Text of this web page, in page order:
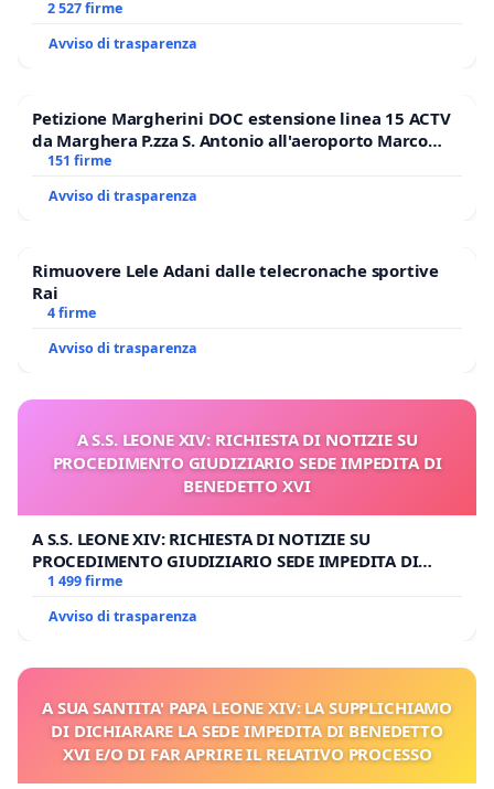
GAMBETTI
2 527 firme
Avviso di trasparenza
Petizione Margherini DOC estensione linea 15 ACTV
da Marghera P.zza S. Antonio all'aeroporto Marco
Polo tariffa a € 1,50
151 firme
Avviso di trasparenza
Rimuovere Lele Adani dalle telecronache sportive
Rai
4 firme
Avviso di trasparenza
A S.S. LEONE XIV: RICHIESTA DI NOTIZIE SU
PROCEDIMENTO GIUDIZIARIO SEDE IMPEDITA DI
BENEDETTO XVI
A S.S. LEONE XIV: RICHIESTA DI NOTIZIE SU
PROCEDIMENTO GIUDIZIARIO SEDE IMPEDITA DI
BENEDETTO XVI
1 499 firme
Avviso di trasparenza
A SUA SANTITA' PAPA LEONE XIV: LA SUPPLICHIAMO
DI DICHIARARE LA SEDE IMPEDITA DI BENEDETTO
XVI E/O DI FAR APRIRE IL RELATIVO PROCESSO